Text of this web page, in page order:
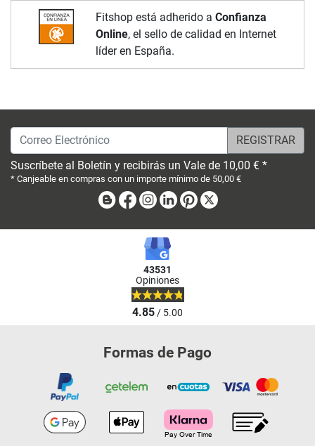
Fitshop está adherido a Confianza
Online, el sello de calidad en Internet
líder en España.
Correo Electrónico
Suscríbete al Boletín y recibirás un Vale de 10,00 € *
* Canjeable en compras con un importe mínimo de 50,00 €
BlogFacebook
Instagram
LinkedinPinterest
43531
Opiniones
4.85/ 5.00
Formas de Pago